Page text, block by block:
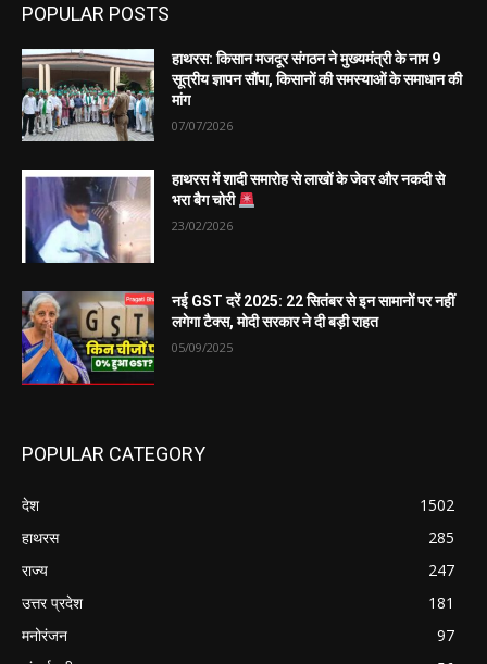
POPULAR POSTS
हाथरस: किसान मजदूर संगठन ने मुख्यमंत्री के नाम 9
सूत्रीय ज्ञापन सौंपा, किसानों की समस्याओं के समाधान की
मांग
07/07/2026
हाथरस में शादी समारोह से लाखों के जेवर और नकदी से
भरा बैग चोरी
23/02/2026
नई GST दरें 2025: 22 सितंबर से इन सामानों पर नहीं
लगेगा टैक्स, मोदी सरकार ने दी बड़ी राहत
05/09/2025
POPULAR CATEGORY
देश
1502
हाथरस
285
राज्य
247
उत्तर प्रदेश
181
मनोरंजन
97